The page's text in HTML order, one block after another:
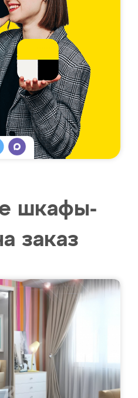
шкафы-
заказ